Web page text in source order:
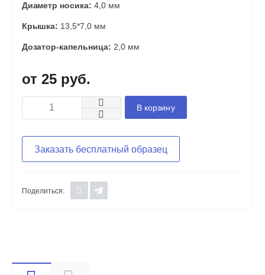
Диаметр носика: 4,0 мм
Крышка: 13,5*7,0 мм
Дозатор-капельница: 2,0 мм
25 руб.
В корзину
Заказать бесплатный образец
Поделиться: